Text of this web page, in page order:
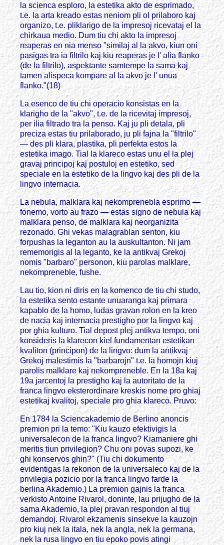
la scienca esploro, la estetika akto de esprimado,
t.e. la arta kreado estas neniom pli ol prilaboro kaj
organizo, t.e. pliklarigo de la impresoj ricevataj el la
chirkaua medio. Dum tiu chi akto la impresoj
reaperas en nia menso "similaj al la akvo, kiun oni
pasigas tra ia filtrilo kaj kiu reaperas je l' alia flanko
(de la filtrilo), aspektante samtempe la sama kaj
tamen alispeca kompare al la akvo je l' unua
flanko."(18)
La esenco de tiu chi operacio konsistas en la
klarigho de la "akvo", t.e. de la ricevitaj impresoj,
per ilia filtrado tra la penso. Kaj ju pli detala, pli
preciza estas tiu prilaborado, ju pli fajna la "filtrilo"
— des pli klara, plastika, pli perfekta estos la
estetika imago. Tial la klareco estas unu el la plej
gravaj principoj kaj postuloj en estetiko, sed
speciale en la estetiko de la lingvo kaj des pli de la
lingvo internacia.
La nebula, malklara kaj nekomprenebla esprimo —
fonemo, vorto au frazo — estas signo de nebula kaj
malklara penso, de malklara kaj neorganizita
rezonado. Ghi vekas malagrablan senton, kiu
forpushas la leganton au la auskultanton. Ni jam
rememorigis al la leganto, ke la antikvaj Grekoj
nomis "barbaro" personon, kiu parolas malklare,
nekompreneble, fushe.
Lau tio, kion ni diris en la komenco de tiu chi studo,
la estetika sento estante unuaranga kaj primara
kapablo de la homo, ludas gravan rolon en la kreo
de nacia kaj internacia prestigho por la lingvo kaj
por ghia kulturo. Tial depost plej antikva tempo, oni
konsideris la klarecon kiel fundamentan estetikan
kvaliton (principon) de la lingvo: dum la antikvaj
Grekoj malestimis la "barbarojn" t.e. la homojn kiuj
parolis malklare kaj nekompreneble. En la 18a kaj
19a jarcentoj la prestigho kaj la autoritato de la
franca lingvo eksterordinare kreskis nome pro ghiaj
estetikaj kvalitoj, speciale pro ghia klareco. Pruvo:
En 1784 la Sciencakademio de Berlino anoncis
premion pri la temo: "Kiu kauzo efektivigis la
universalecon de la franca lingvo? Kiamaniere ghi
meritis tiun privilegion? Chu oni povas supozi, ke
ghi konservos ghin?" (Tiu chi dokumento
evidentigas la rekonon de la universaleco kaj de la
privilegia pozicio por la franca lingvo farde la
berlina Akademio.) La premion gajnis la franca
verkisto Antoine Rivarol, doninte, lau prijugho de la
sama Akademio, la plej pravan respondon al tiuj
demandoj. Rivarol ekzamenis sinsekve la kauzojn
pro kiuj nek la itala, nek la angla, nek la germana,
nek la rusa lingvo en tiu epoko povis atingi